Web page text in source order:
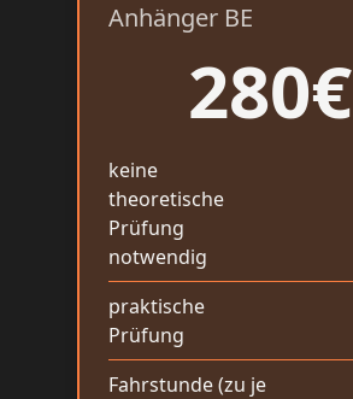
Anhänger BE
280€
keine
theoretische
Prüfung
notwendig
praktische
Prüfung
Fahrstunde (zu je